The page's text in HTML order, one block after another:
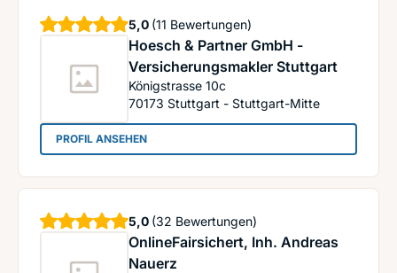
Hoesch & Partner GmbH -
Versicherungsmakler Stuttgart
Königstrasse 10c
70173 Stuttgart - Stuttgart-Mitte
5,0 Sterne
(11 Bewertungen)
PROFIL ANSEHEN: Hoesch & Partner GmbH -
OnlineFairsichert, Inh. Andreas
Nauerz
5,0 Sterne
(32 Bewertungen)